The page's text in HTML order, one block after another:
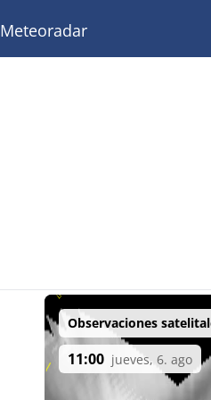
Meteoradar
Observaciones
11:00 jueves, 6. ago